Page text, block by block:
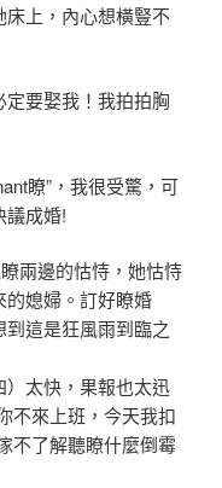
上，內心想橫豎不
要娶我！我拍拍胸
瞭”，我很受驚，可
議成婚!
兩邊的怙恃，她怙恃
媳婦。訂好瞭婚
這是狂風雨到臨之
太快，果報也太迅
不來上班，今天我扣
不了解聽瞭什麼倒霉